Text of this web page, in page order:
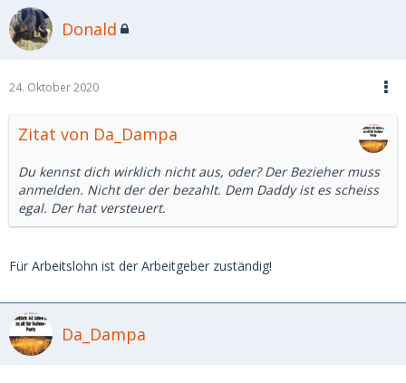
Donald
24. Oktober 2020
Zitat von Da_Dampa
Du kennst dich wirklich nicht aus, oder? Der Bezieher muss
anmelden. Nicht der der bezahlt. Dem Daddy ist es scheiss
egal. Der hat versteuert.
Für Arbeitslohn ist der Arbeitgeber zuständig!
Da_Dampa